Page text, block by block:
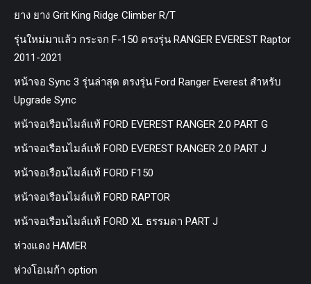
ยาง ยาง Grit King Ridge Climber R/T
รุ่นใหม่มาแล้ว กระจก F-150 ตรงรุ่น RANGER EVEREST Raptor
2011-2021
หน้าจอ Sync 3 รุ่นล่าสุด ตรงรุ่น Ford Ranger Everest สำหรับ
Upgrade Sync
หน้าจอเรือนไมล์แท้ FORD EVEREST RANGER 2.0 PART G
หน้าจอเรือนไมล์แท้ FORD EVEREST RANGER 2.0 PART J
หน้าจอเรือนไมล์แท้ FORD F150
หน้าจอเรือนไมล์แท้ FORD RAPTOR
หน้าจอเรือนไมล์แท้ FORD XL ธรรมดา PART J
ห่วงแดง HAMER
ห่วงโอเมก้า option